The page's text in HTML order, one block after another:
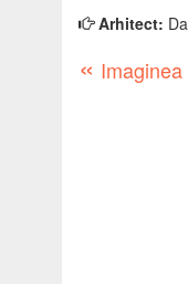
Arhitect:
«